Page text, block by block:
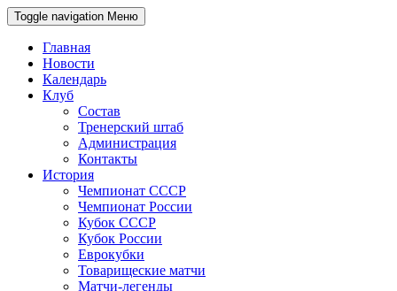
Toggle navigation Меню
Главная
Новости
Календарь
Клуб
Состав
Тренерский штаб
Администрация
Контакты
История
Чемпионат СССР
Чемпионат России
Кубок СССР
Кубок России
Еврокубки
Товарищеские матчи
Матчи-легенды